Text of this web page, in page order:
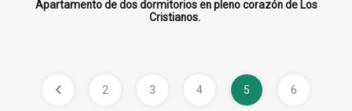
Apartamento de dos dormitorios en pleno corazón de Los
Cristianos.
2 3 4 5 6